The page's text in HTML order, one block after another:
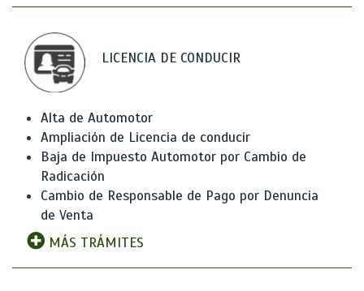
LICENCIA DE CONDUCIR
Alta de Automotor
Ampliación de Licencia de conducir
Baja de Impuesto Automotor por Cambio de
Radicación
Cambio de Responsable de Pago por Denuncia
de Venta
MÁS TRÁMITES